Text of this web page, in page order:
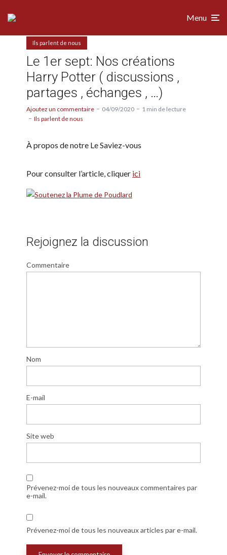
Menu
Ils parlent de nous
Le 1er sept: Nos créations
Harry Potter ( discussions ,
partages , échanges , …)
Ajoutez un commentaire 04/09/2020
1 min de lecture
Ils parlent de nous
À propos de notre Le Saviez-vous
Pour consulter l’article, cliquer ici
Rejoignez la discussion
Commentaire
Nom
E-mail
Site web
Prévenez-moi de tous les nouveaux commentaires par
e-mail.
Prévenez-moi de tous les nouveaux articles par e-mail.